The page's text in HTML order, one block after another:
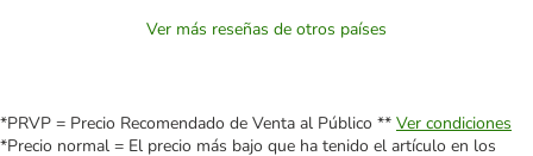
Ver más reseñas de otros países
*PRVP = Precio Recomendado de Venta al Público ** Ver condiciones
*Precio normal = El precio más bajo que ha tenido el artículo en los